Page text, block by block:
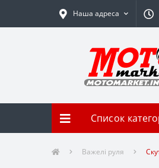
Наша адреса
Список
Важелі руля